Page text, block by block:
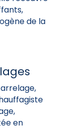
de la
en